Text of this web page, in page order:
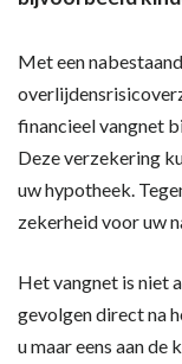
Met een
financieel vangnet
Deze verzekering
uw hypotheek.
zekerheid voor uw
Het vangnet is niet
gevolgen direct na
u maar eens aan de